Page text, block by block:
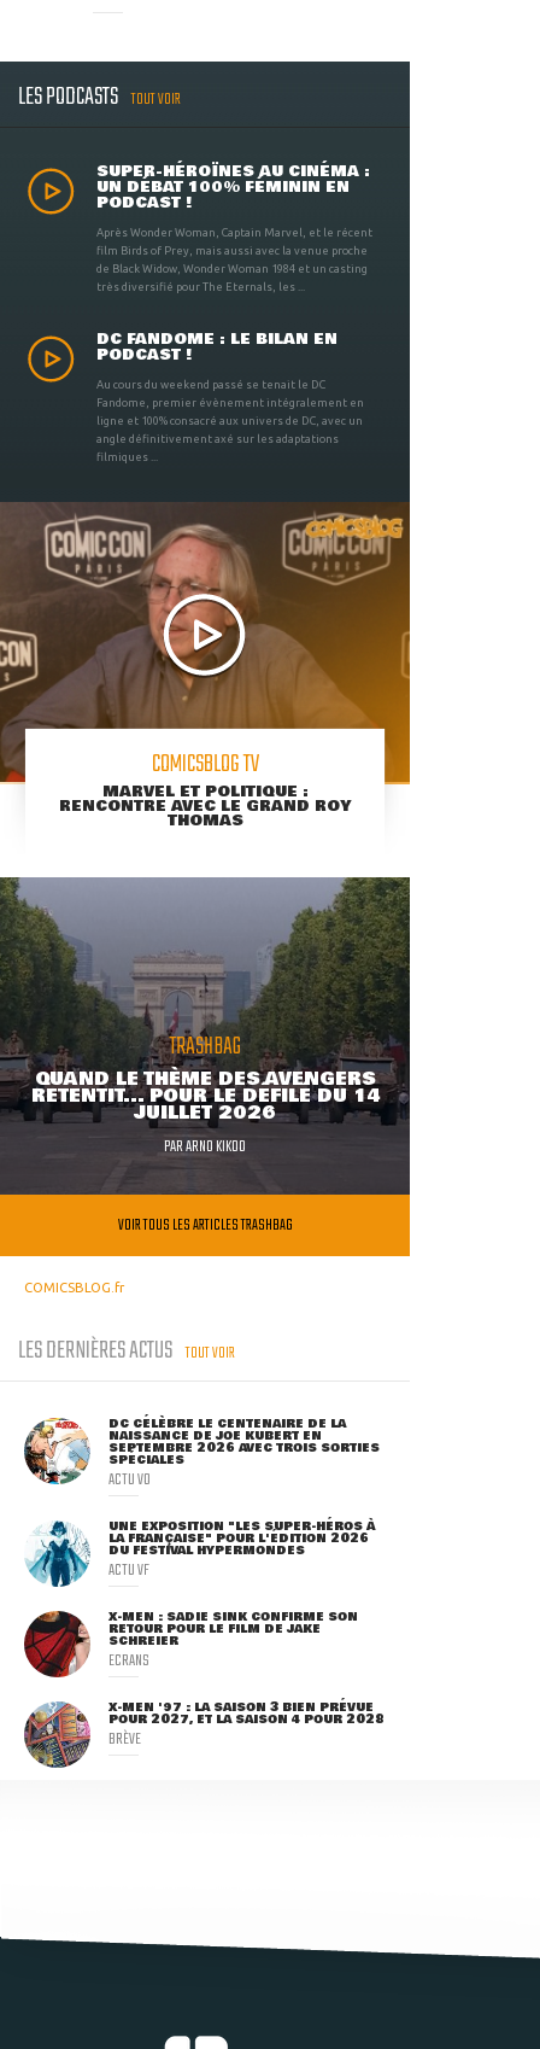
LES PODCASTS TOUT VOIR
SUPER-HÉROÏNES AU CINÉMA :
UN DÉBAT 100% FÉMININ EN
PODCAST !
Après Wonder Woman, Captain Marvel, et le récent
film Birds of Prey, mais aussi avec la venue proche
de Black Widow, Wonder Woman 1984 et un casting
très diversifié pour The Eternals, les ...
DC FANDOME : LE BILAN EN
PODCAST !
Au cours du weekend passé se tenait le DC
Fandome, premier évènement intégralement en
ligne et 100% consacré aux univers de DC, avec un
angle définitivement axé sur les adaptations
filmiques ...
COMICSBLOG TV
MARVEL ET POLITIQUE :
RENCONTRE AVEC LE GRAND ROY
THOMAS
TRASHBAG
QUAND LE THÈME DES AVENGERS
RETENTIT... POUR LE DÉFILÉ DU 14
JUILLET 2026
PARARNO KIKOO
VOIR TOUS LES ARTICLES TRASHBAG
COMICSBLOG.fr
LES DERNIÈRES ACTUS TOUT VOIR
DC CÉLÈBRE LE CENTENAIRE DE LA
NAISSANCE DE JOE KUBERT EN
SEPTEMBRE 2026 AVEC TROIS SORTIES
SPÉCIALES
ACTU VO
UNE EXPOSITION "LES SUPER-HÉROS À
LA FRANÇAISE" POUR L'ÉDITION 2026
DU FESTIVAL HYPERMONDES
ACTU VF
X-MEN : SADIE SINK CONFIRME SON
RETOUR POUR LE FILM DE JAKE
SCHREIER
ECRANS
X-MEN '97 : LA SAISON 3 BIEN PRÉVUE
POUR 2027, ET LA SAISON 4 POUR 2028
BRÈVE